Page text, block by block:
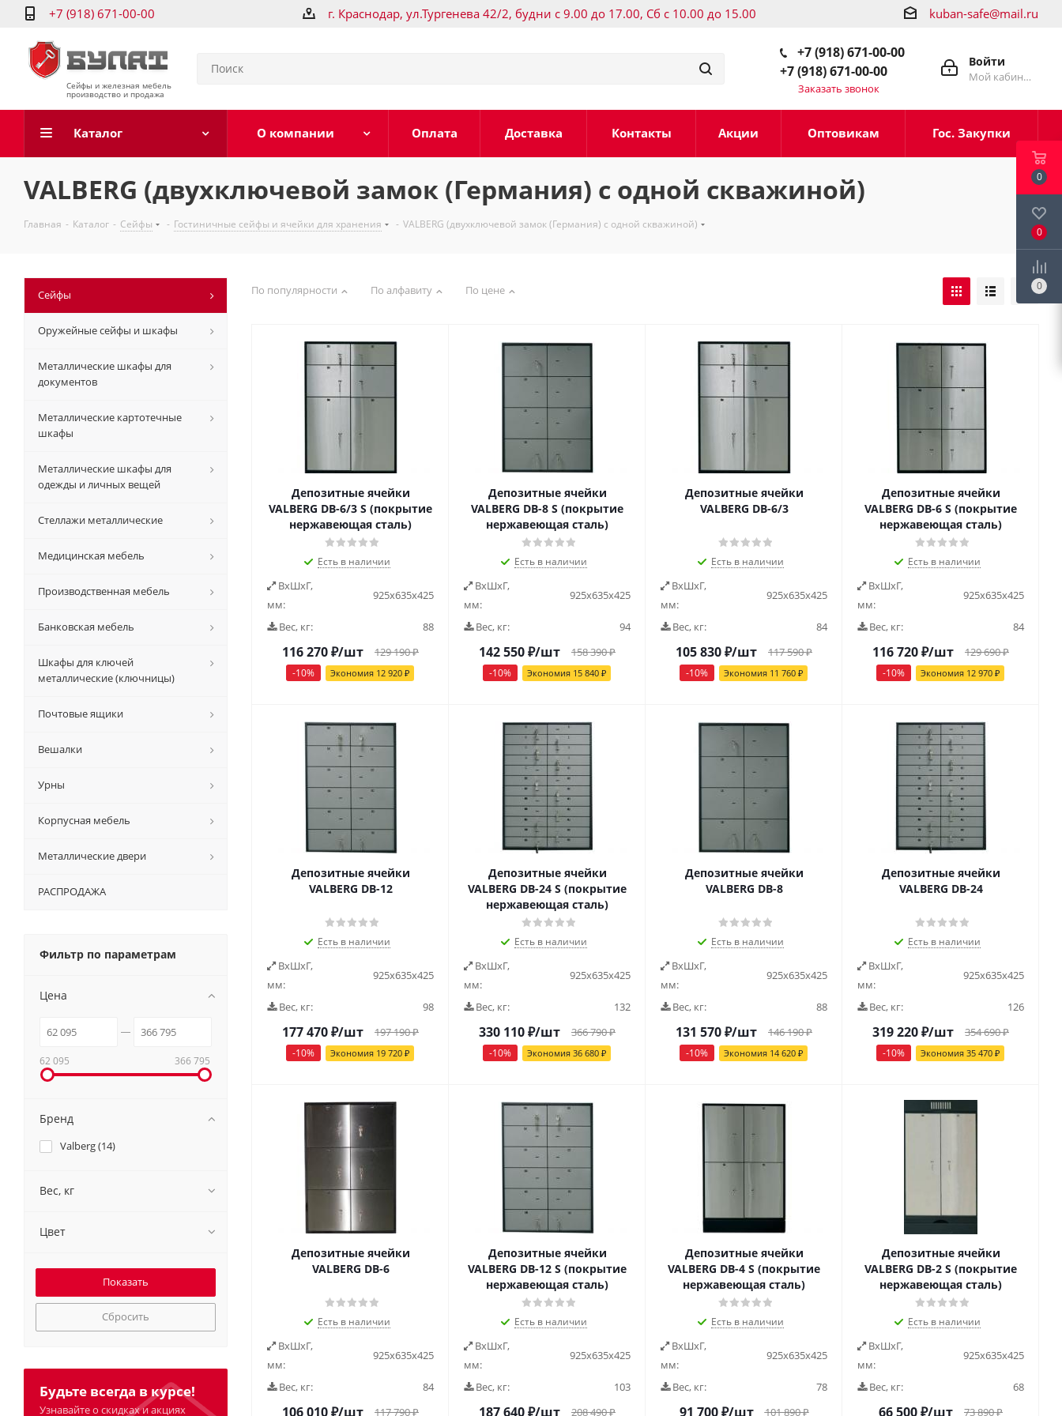
+7 (918) 671-00-00 г. Краснодар, ул.Тургенева 42/2, будни с 9.00 до 17.00, Сб с 10.00 до 15.00 kuban-safe@mail.ru
Сейфы и железная мебель
производство и продажа
Войти
Мой кабинет
+7 (918) 671-00-00
+7 (918) 671-00-00
Заказать звонок
Каталог О компании Оплата Доставка Контакты Акции Оптовикам Гос. Закупки
VALBERG (двухключевой замок (Германия) с одной скважиной)
Главная - Каталог - Сейфы - Гостиничные сейфы и ячейки для хранения - VALBERG (двухключевой замок (Германия) с одной скважиной)
По популярности По алфавиту По цене
Депозитные ячейки
VALBERG DB-6/3 S (покрытие
нержавеющая сталь)
Есть в наличии
ВxШxГ,
мм:
925х635х425
Вес, кг: 88
116 270₽/шт 129 190₽
-10% Экономия 12 920 ₽
Депозитные ячейки
VALBERG DB-8 S (покрытие
нержавеющая сталь)
Есть в наличии
ВxШxГ,
мм:
925х635х425
Вес, кг: 94
142 550₽/шт 158 390₽
-10% Экономия 15 840 ₽
Депозитные ячейки
VALBERG DB-6/3
Есть в наличии
ВxШxГ,
мм:
925х635х425
Вес, кг: 84
105 830₽/шт 117 590₽
-10% Экономия 11 760 ₽
Депозитные ячейки
VALBERG DB-6 S (покрытие
нержавеющая сталь)
Есть в наличии
ВxШxГ,
мм:
925х635х425
Вес, кг: 84
116 720₽/шт 129 690₽
-10% Экономия 12 970 ₽
Депозитные ячейки
VALBERG DB-12
Есть в наличии
ВxШxГ,
мм:
925х635х425
Вес, кг: 98
177 470₽/шт 197 190₽
-10% Экономия 19 720 ₽
Депозитные ячейки
VALBERG DB-24 S (покрытие
нержавеющая сталь)
Есть в наличии
ВxШxГ,
мм:
925х635х425
Вес, кг: 132
330 110₽/шт 366 790₽
-10% Экономия 36 680 ₽
Депозитные ячейки
VALBERG DB-8
Есть в наличии
ВxШxГ,
мм:
925х635х425
Вес, кг: 88
131 570₽/шт 146 190₽
-10% Экономия 14 620 ₽
Депозитные ячейки
VALBERG DB-24
Есть в наличии
ВxШxГ,
мм:
925х635х425
Вес, кг: 126
319 220₽/шт 354 690₽
-10% Экономия 35 470 ₽
Депозитные ячейки
VALBERG DB-6
Есть в наличии
ВxШxГ,
мм:
925х635х425
Вес, кг: 84
106 010₽/шт 117 790₽
Депозитные ячейки
VALBERG DB-12 S (покрытие
нержавеющая сталь)
Есть в наличии
ВxШxГ,
мм:
925х635х425
Вес, кг: 103
187 640₽/шт 208 490₽
Депозитные ячейки
VALBERG DB-4 S (покрытие
нержавеющая сталь)
Есть в наличии
ВxШxГ,
мм:
925х635х425
Вес, кг: 78
91 700₽/шт 101 890₽
Депозитные ячейки
VALBERG DB-2 S (покрытие
нержавеющая сталь)
Есть в наличии
ВxШxГ,
мм:
925х635х425
Вес, кг: 68
66 500₽/шт 73 890₽
Сейфы
Оружейные сейфы и шкафы
Металлические шкафы для
документов
Металлические картотечные
шкафы
Металлические шкафы для
одежды и личных вещей
Стеллажи металлические
Медицинская мебель
Производственная мебель
Банковская мебель
Шкафы для ключей
металлические (ключницы)
Почтовые ящики
Вешалки
Урны
Корпусная мебель
Металлические двери
РАСПРОДАЖА
Фильтр по параметрам
Цена
62 095 366 795
Бренд
Valberg (14)
Вес, кг
Цвет
Сбросить
Будьте всегда в курсе!
Узнавайте о скидках и акциях
0
0
0